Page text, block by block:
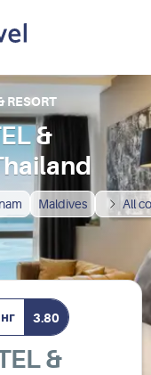
Maldives All
RESORT
&
3.80
&